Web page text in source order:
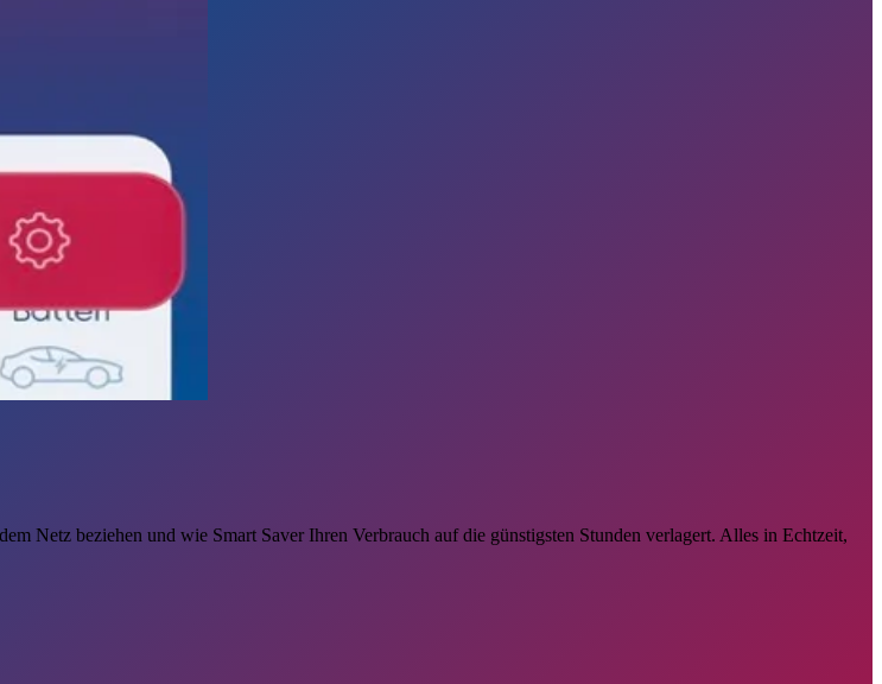
Netz beziehen und wie Smart Saver Ihren Verbrauch auf die günstigsten Stunden verlagert. Alles in Echtzeit,